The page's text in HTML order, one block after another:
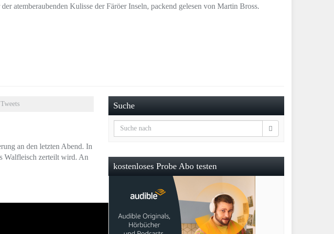
atemberaubenden Kulisse der Färöer Inseln, packend gelesen von Martin Bross.
Tweets
an den letzten Abend. In
Walfleisch zerteilt wird. An
Suche
kostenloses Probe Abo testen